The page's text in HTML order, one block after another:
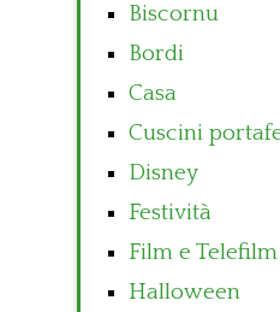
Biscornu
Bordi
Casa
Cuscini
Disney
Festività
Film e Telefilm
Halloween